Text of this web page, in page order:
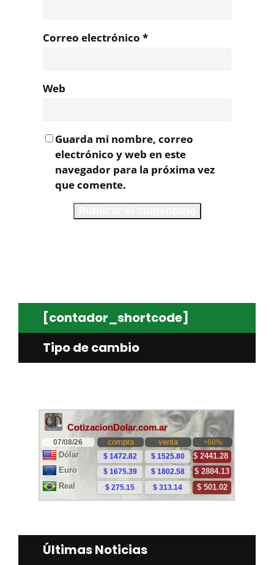
Correo electrónico *
Web
Guarda mi nombre, correo
electrónico y web en este
navegador para la próxima vez
que comente.
[contador_shortcode]
Tipo de cambio
Últimas Noticias